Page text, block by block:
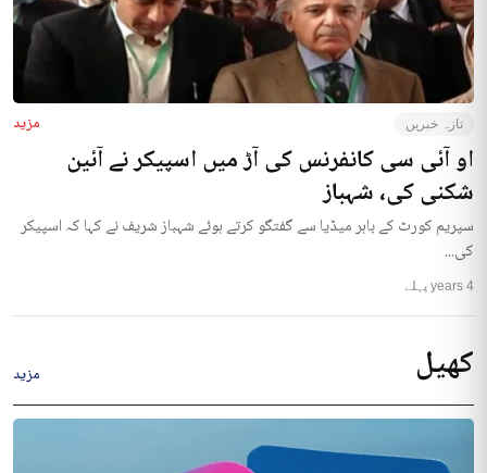
تازہ خبریں مزید
او آئی سی کانفرنس کی آڑ میں اسپیکر نے آئین
شکنی کی، شہباز
سپریم کورٹ کے باہر میڈیا سے گفتگو کرتے ہوئے شہباز شریف نے کہا کہ اسپیکر
کی...
4 years پہلے
کھیل مزید